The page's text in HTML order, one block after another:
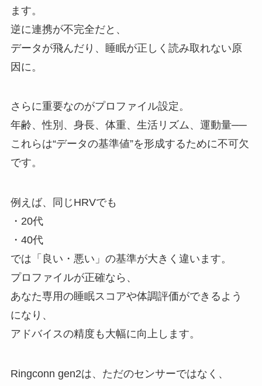
ます。
逆に連携が不完全だと、
データが飛んだり、睡眠が正しく読み取れない原
因に。
さらに重要なのがプロファイル設定。
年齢、性別、身長、体重、生活リズム、運動量──
これらは“データの基準値”を形成するために不可欠
です。
例えば、同じHRVでも
・20代
・40代
では「良い・悪い」の基準が大きく違います。
プロファイルが正確なら、
あなた専用の睡眠スコアや体調評価ができるよう
になり、
アドバイスの精度も大幅に向上します。
Ringconn gen2は、ただのセンサーではなく、